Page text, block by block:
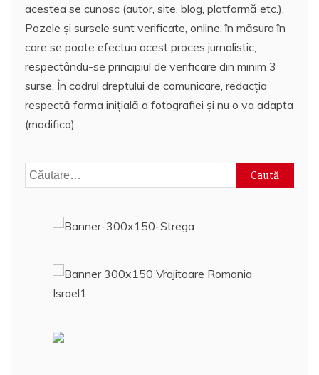
acestea se cunosc (autor, site, blog, platformă etc.).
Pozele și sursele sunt verificate, online, în măsura în
care se poate efectua acest proces jurnalistic,
respectându-se principiul de verificare din minim 3
surse. În cadrul dreptului de comunicare, redacția
respectă forma inițială a fotografiei și nu o va adapta
(modifica).
Caută
după: